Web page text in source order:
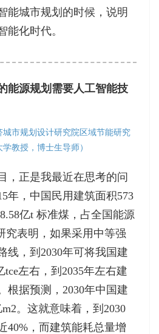
能城市规划的时候，说明
能化时代。
能源规划需要人工智能技
城市规划设计研究院区域节能研究
教授，博士生导师）
，正是我最近在思考的问
年，中国民用建筑面积573
亿t 标准煤，占全国能源
究表明，如果采用中等强
线，到2030年可将我国建
tce左右，到2035年左右建
根据预测，2030年中国建
。这就意味着，到2030
40%，而建筑能耗总量增